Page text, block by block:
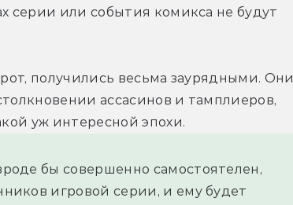
серии или события комикса не будут
получились весьма заурядными. Они
ассасинов и тамплиеров,
уж интересной эпохи.
бы совершенно самостоятелен,
игровой серии, и ему будет